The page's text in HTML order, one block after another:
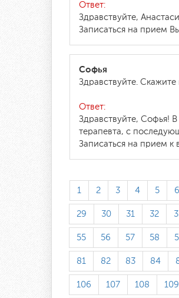
Ответ:
Здравствуйте,
Записаться на прием
Софья
Здравствуйте.
Ответ:
Здравствуйте, Софья!
терапевта, с
Записаться на прием к
1 2 3 4 5 6
29 30 31 32
55 56 57 58
81 82 83 84
106 107 108 109